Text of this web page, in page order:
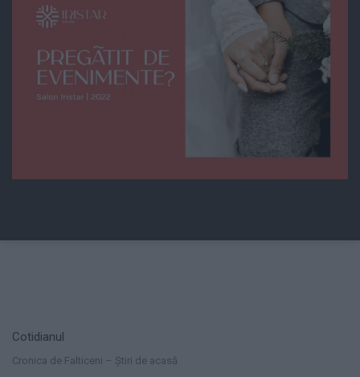
Cotidianul
Cronica de Falticeni – Știri de acasă